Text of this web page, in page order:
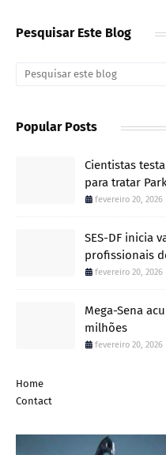
Pesquisar Este Blog
Popular Posts
Cientistas
para tratar
fevereiro 20, 2026
SES-DF inicia
profissionais
fevereiro 20, 2026
Mega-Sena
milhões
fevereiro 20, 2026
Home
Contact